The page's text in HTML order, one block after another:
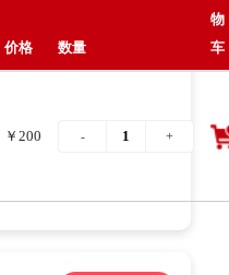
价格 数量
物
车
￥200